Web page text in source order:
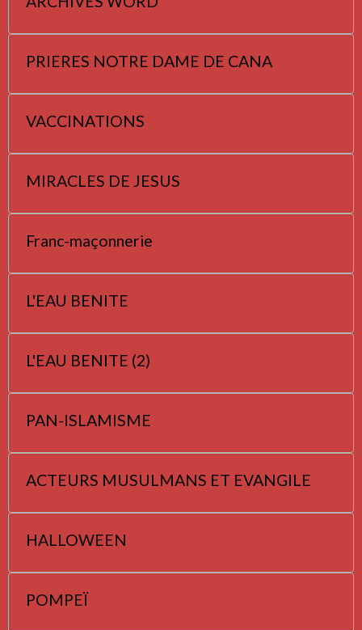
PRIERES NOTRE DAME DE CANA
VACCINATIONS
MIRACLES DE JESUS
Franc-maçonnerie
L'EAU BENITE
L'EAU BENITE (2)
PAN-ISLAMISME
ACTEURS MUSULMANS ET EVANGILE
HALLOWEEN
POMPEÏ